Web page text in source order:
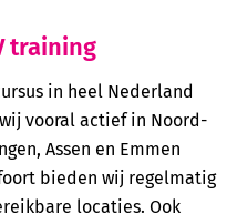
training
in heel Nederland
vooral actief in Noord-
Assen en Emmen
bieden wij regelmatig
locaties. Ook